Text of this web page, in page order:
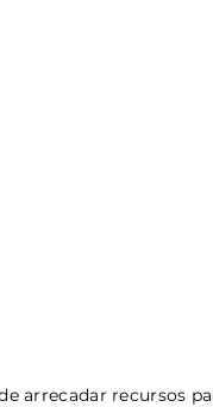
arrecadar recursos